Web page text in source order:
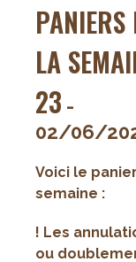
PANIERS
LA
23 -
02/06/
Voici le
semaine :
! Les
ou